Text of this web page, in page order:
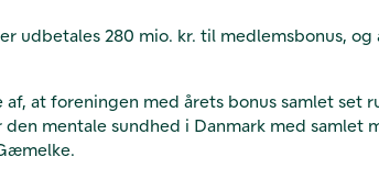
udbetales 280 mio. kr. til medlemsbonus,
at foreningen med årets bonus samlet set
mentale sundhed i Danmark med samlet